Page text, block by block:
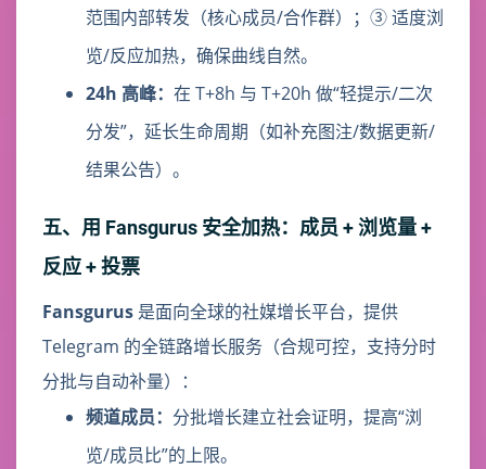
范围内部转发（核心成员/合作群）；③ 适度浏
览/反应加热，确保曲线自然。
24h 高峰： 在 T+8h 与 T+20h 做“轻提示/二次
分发”，延长生命周期（如补充图注/数据更新/
结果公告）。
五、用 Fansgurus 安全加热：成员 + 浏览量 +
反应 + 投票
Fansgurus 是面向全球的社媒增长平台，提供
Telegram 的全链路增长服务（合规可控，支持分时
分批与自动补量）：
频道成员： 分批增长建立社会证明，提高“浏
览/成员比”的上限。